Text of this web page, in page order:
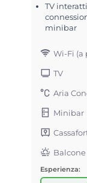
TV
minibar
Wi-Fi (a
TV
Aria
Minibar
Balcone
Esperienza: